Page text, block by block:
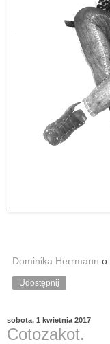
Dominika Herrmann o
Udostępnij
sobota, 1 kwietnia 2017
Cotozakot.